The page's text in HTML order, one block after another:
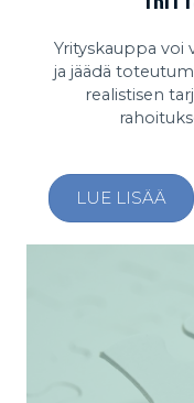
Yrityskauppa voi
ja jäädä
realistisen
LUE LISÄÄ